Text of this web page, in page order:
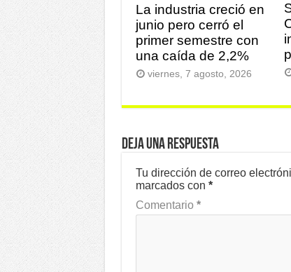
La industria creció en
junio pero cerró el
primer semestre con
una caída de 2,2%
viernes, 7 agosto, 2026
Deja una respuesta
Tu dirección de correo
marcados con *
Comentario *